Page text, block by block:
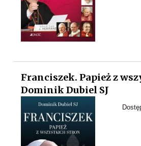
Franciszek. Papież z
Dominik Dubiel SJ